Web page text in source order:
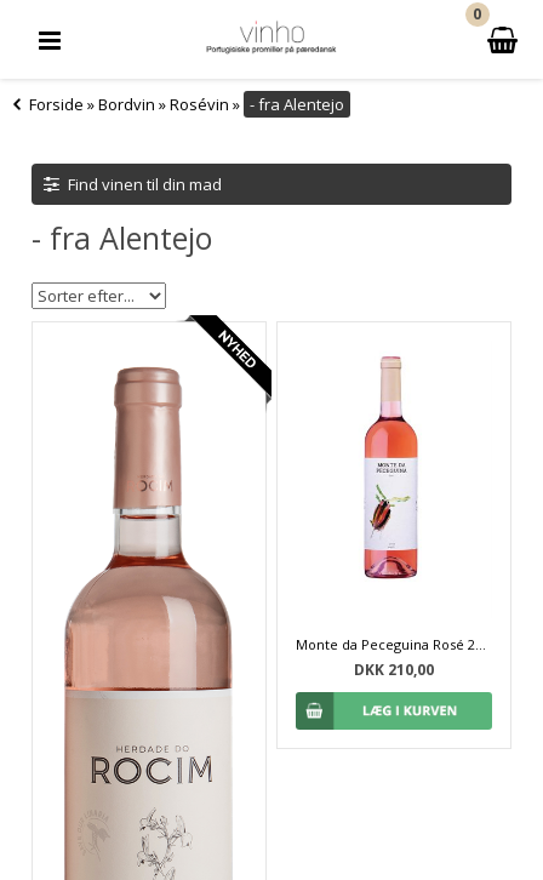
0
Forside »Bordvin »Rosévin » - fra Alentejo
Find vinen til din mad
- fra Alentejo
DKK 210,00